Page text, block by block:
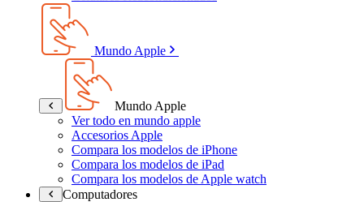
Mundo Apple
Mundo Apple
Ver todo en mundo apple
Accesorios Apple
Compara los modelos de iPhone
Compara los modelos de iPad
Compara los modelos de Apple watch
Computadores